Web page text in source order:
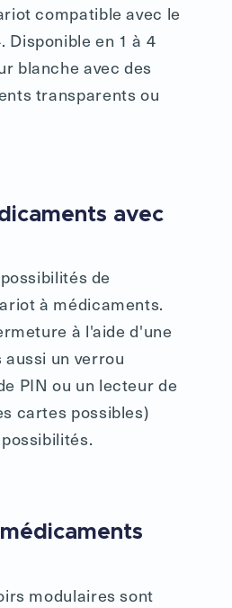
compatible avec le
Disponible en 1 à 4
blanche avec des
transparents ou
avec
de
à médicaments.
à l'aide d'une
un verrou
PIN ou un lecteur de
cartes possibles)
modulaires sont